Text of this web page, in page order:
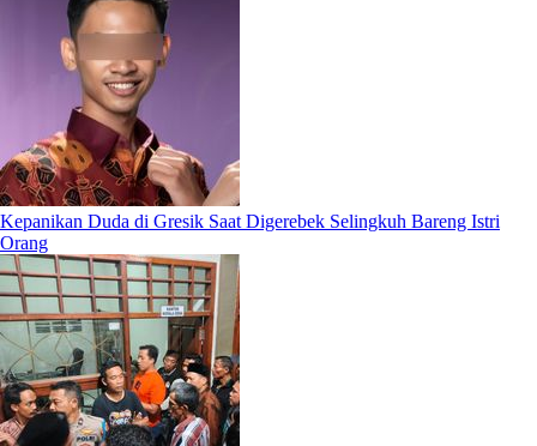
Kepanikan Duda di Gresik Saat Digerebek Selingkuh Bareng Istri
Orang